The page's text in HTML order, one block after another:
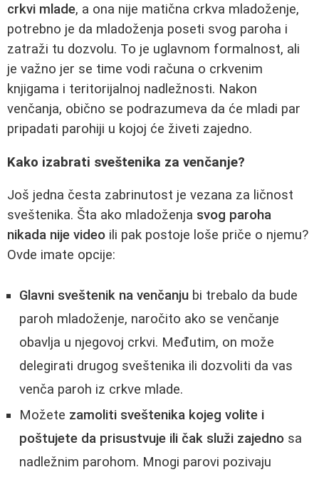
crkvi mlade, a ona nije matična crkva mladoženje,
potrebno je da mladoženja poseti svog paroha i
zatraži tu dozvolu. To je uglavnom formalnost, ali
je važno jer se time vodi računa o crkvenim
knjigama i teritorijalnoj nadležnosti. Nakon
venčanja, obično se podrazumeva da će mladi par
pripadati parohiji u kojoj će živeti zajedno.
Kako izabrati sveštenika za venčanje?
Još jedna česta zabrinutost je vezana za ličnost
sveštenika. Šta ako mladoženja svog paroha
nikada nije video ili pak postoje loše priče o njemu?
Ovde imate opcije:
Glavni sveštenik na venčanju bi trebalo da bude
paroh mladoženje, naročito ako se venčanje
obavlja u njegovoj crkvi. Međutim, on može
delegirati drugog sveštenika ili dozvoliti da vas
venča paroh iz crkve mlade.
Možete zamoliti sveštenika kojeg volite i
poštujete da prisustvuje ili čak služi zajedno sa
nadležnim parohom. Mnogi parovi pozivaju